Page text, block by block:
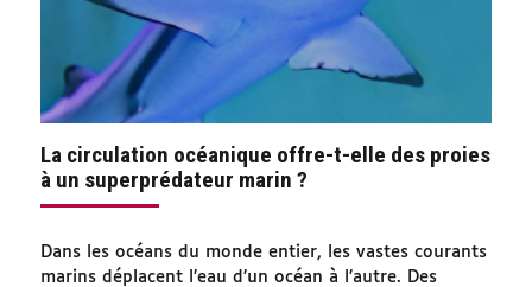
La circulation océanique offre-t-elle des proies
à un superprédateur marin ?
Dans les océans du monde entier, les vastes courants
marins déplacent l’eau d’un océan à l’autre. Des